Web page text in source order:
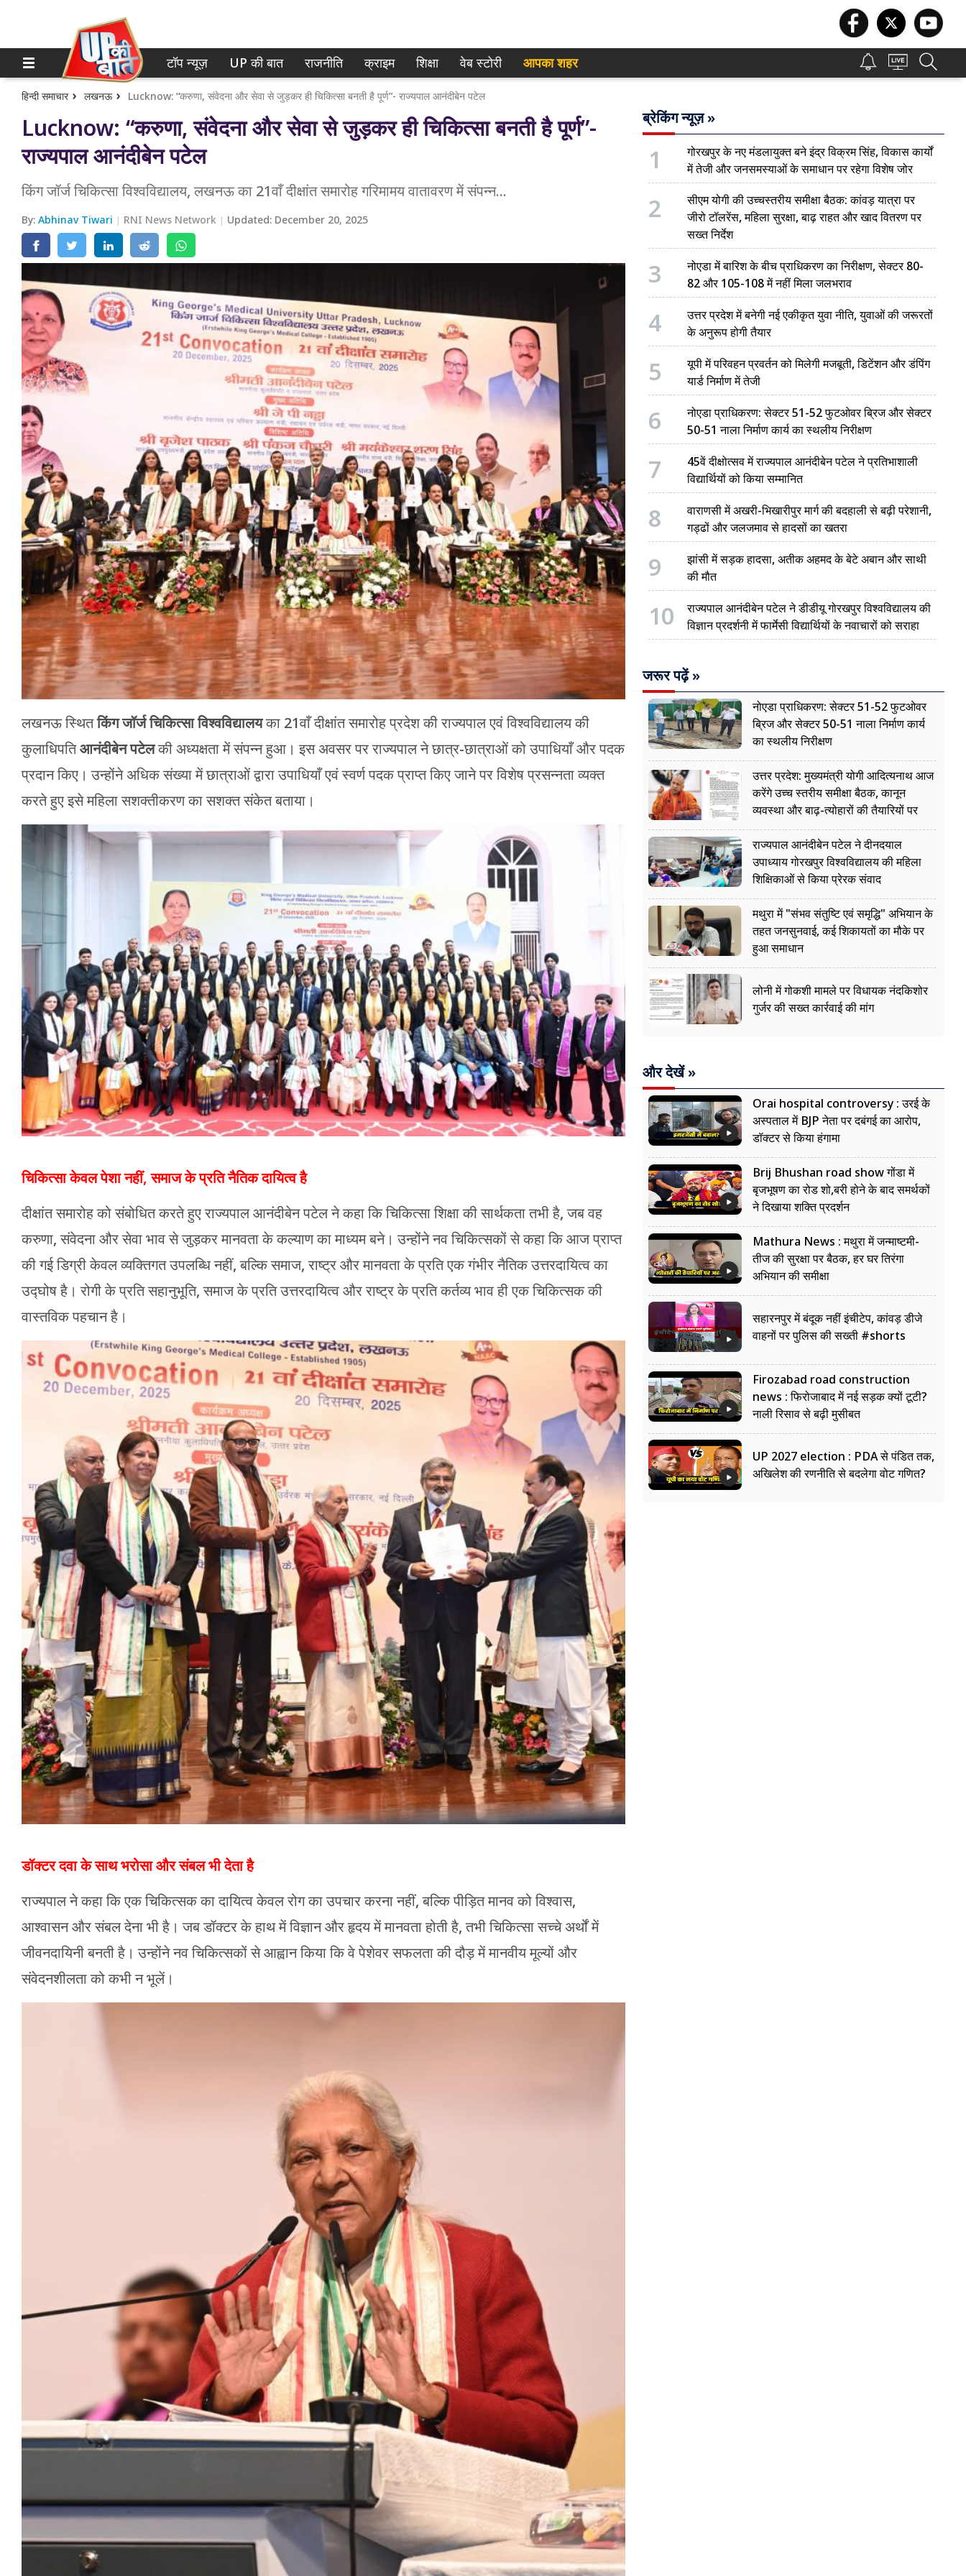
होम
टॉप न्यूज़
UP की बात
राजनीति
क्राइम
शिक्षा
वेब स्टोरी
टॉप न्यूज़ UP की बात राजनीति क्राइम शिक्षा वेब स्टोरी आपका शहर
हिन्दी समाचार लखनऊ Lucknow: “करुणा, संवेदना और सेवा से जुड़कर ही चिकित्सा बनती है पूर्ण”- राज्यपाल आनंदीबेन पटेल
Lucknow: “करुणा, संवेदना और सेवा से जुड़कर ही चिकित्सा बनती है पूर्ण”-
राज्यपाल आनंदीबेन पटेल
किंग जॉर्ज चिकित्सा विश्वविद्यालय, लखनऊ का 21वाँ दीक्षांत समारोह गरिमामय वातावरण में संपन्न...
By:Abhinav Tiwari RNI News Network Updated: December 20, 2025
लखनऊ स्थितकिंग जॉर्ज चिकित्सा विश्वविद्यालयका 21वाँ दीक्षांत समारोह प्रदेश की राज्यपाल एवं विश्वविद्यालय की
कुलाधिपतिआनंदीबेन पटेलकी अध्यक्षता में संपन्न हुआ। इस अवसर पर राज्यपाल ने छात्र-छात्राओं को उपाधियाँ और पदक
प्रदान किए। उन्होंने अधिक संख्या में छात्राओं द्वारा उपाधियाँ एवं स्वर्ण पदक प्राप्त किए जाने पर विशेष प्रसन्नता व्यक्त
करते हुए इसे महिला सशक्तीकरण का सशक्त संकेत बताया।
चिकित्सा केवल पेशा नहीं, समाज के प्रति नैतिक दायित्व है
दीक्षांत समारोह को संबोधित करते हुए राज्यपाल आनंदीबेन पटेल ने कहा कि चिकित्सा शिक्षा की सार्थकता तभी है, जब वह
करुणा, संवेदना और सेवा भाव से जुड़कर मानवता के कल्याण का माध्यम बने। उन्होंने नव चिकित्सकों से कहा कि आज प्राप्त
की गई डिग्री केवल व्यक्तिगत उपलब्धि नहीं, बल्कि समाज, राष्ट्र और मानवता के प्रति एक गंभीर नैतिक उत्तरदायित्व का
उद्घोष है। रोगी के प्रति सहानुभूति, समाज के प्रति उत्तरदायित्व और राष्ट्र के प्रति कर्तव्य भाव ही एक चिकित्सक की
वास्तविक पहचान है।
डॉक्टर दवा के साथ भरोसा और संबल भी देता है
राज्यपाल ने कहा कि एक चिकित्सक का दायित्व केवल रोग का उपचार करना नहीं, बल्कि पीड़ित मानव को विश्वास,
आश्वासन और संबल देना भी है। जब डॉक्टर के हाथ में विज्ञान और हृदय में मानवता होती है, तभी चिकित्सा सच्चे अर्थों में
जीवनदायिनी बनती है। उन्होंने नव चिकित्सकों से आह्वान किया कि वे पेशेवर सफलता की दौड़ में मानवीय मूल्यों और
संवेदनशीलता को कभी न भूलें।
ब्रेकिंग न्यूज़ »
1
गोरखपुर के नए मंडलायुक्त बने इंद्र विक्रम सिंह, विकास कार्यों
में तेजी और जनसमस्याओं के समाधान पर रहेगा विशेष जोर
2
सीएम योगी की उच्चस्तरीय समीक्षा बैठक: कांवड़ यात्रा पर
जीरो टॉलरेंस, महिला सुरक्षा, बाढ़ राहत और खाद वितरण पर
सख्त निर्देश
3
नोएडा में बारिश के बीच प्राधिकरण का निरीक्षण, सेक्टर 80-
82 और 105-108 में नहीं मिला जलभराव
4
उत्तर प्रदेश में बनेगी नई एकीकृत युवा नीति, युवाओं की जरूरतों
के अनुरूप होगी तैयार
5
यूपी में परिवहन प्रवर्तन को मिलेगी मजबूती, डिटेंशन और डंपिंग
यार्ड निर्माण में तेजी
6
नोएडा प्राधिकरण: सेक्टर 51-52 फुटओवर ब्रिज और सेक्टर
50-51 नाला निर्माण कार्य का स्थलीय निरीक्षण
7
45वें दीक्षोत्सव में राज्यपाल आनंदीबेन पटेल ने प्रतिभाशाली
विद्यार्थियों को किया सम्मानित
8
वाराणसी में अखरी-भिखारीपुर मार्ग की बदहाली से बढ़ी परेशानी,
गड्ढों और जलजमाव से हादसों का खतरा
9
झांसी में सड़क हादसा, अतीक अहमद के बेटे अबान और साथी
की मौत
10
राज्यपाल आनंदीबेन पटेल ने डीडीयू गोरखपुर विश्वविद्यालय की
विज्ञान प्रदर्शनी में फार्मेसी विद्यार्थियों के नवाचारों को सराहा
जरूर पढ़ें »
नोएडा प्राधिकरण: सेक्टर 51-52 फुटओवर
ब्रिज और सेक्टर 50-51 नाला निर्माण कार्य
का स्थलीय निरीक्षण
उत्तर प्रदेश: मुख्यमंत्री योगी आदित्यनाथ आज
करेंगे उच्च स्तरीय समीक्षा बैठक, कानून
व्यवस्था और बाढ़-त्योहारों की तैयारियों पर
नजर
राज्यपाल आनंदीबेन पटेल ने दीनदयाल
उपाध्याय गोरखपुर विश्वविद्यालय की महिला
शिक्षिकाओं से किया प्रेरक संवाद
मथुरा में "संभव संतुष्टि एवं समृद्धि" अभियान के
तहत जनसुनवाई, कई शिकायतों का मौके पर
हुआ समाधान
लोनी में गोकशी मामले पर विधायक नंदकिशोर
गुर्जर की सख्त कार्रवाई की मांग
और देखें »
Orai hospital controversy : उरई के
अस्पताल में BJP नेता पर दबंगई का आरोप,
डॉक्टर से किया हंगामा
Brij Bhushan road show गोंडा में
बृजभूषण का रोड शो,बरी होने के बाद समर्थकों
ने दिखाया शक्ति प्रदर्शन
Mathura News : मथुरा में जन्माष्टमी-
तीज की सुरक्षा पर बैठक, हर घर तिरंगा
अभियान की समीक्षा
सहारनपुर में बंदूक नहीं इंचीटेप, कांवड़ डीजे
वाहनों पर पुलिस की सख्ती #shorts
Firozabad road construction
news : फिरोजाबाद में नई सड़क क्यों टूटी?
नाली रिसाव से बढ़ी मुसीबत
UP 2027 election : PDA से पंडित तक,
अखिलेश की रणनीति से बदलेगा वोट गणित?
नोएडा
गाजियाबाद
लखनऊ
कानपुर
वाराणसी
आगरा
अयोध्या
अलीगढ़
मथुरा
मेरठ
मुरादाबाद
गोरखपुर
प्रयागराज
रामपुर